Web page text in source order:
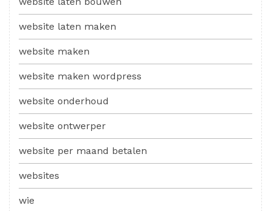
website laten maken
website maken
website maken wordpress
website onderhoud
website ontwerper
website per maand betalen
websites
wie